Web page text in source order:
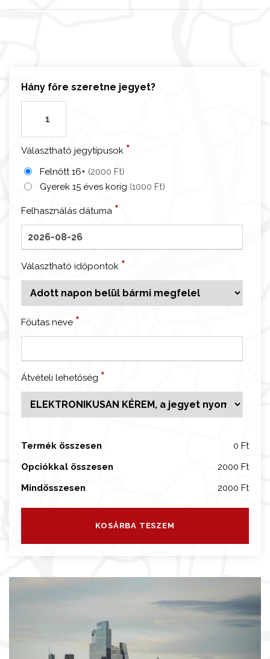
Hány főre szeretne jegyet?
n
d
o
n
H
o
2
d
ő
p
o
g
á
Választható jegytípusok *
Felnőtt 16+ (2000 Ft)
Gyerek 15 éves korig (1000 Ft)
Felhasználás dátuma *
Választható időpontok *
Főutas neve *
Átvételi lehetőség *
Termék összesen
0 Ft
Opciókkal összesen
2000 Ft
Mindösszesen
2000 Ft
KOSÁRBA TESZEM